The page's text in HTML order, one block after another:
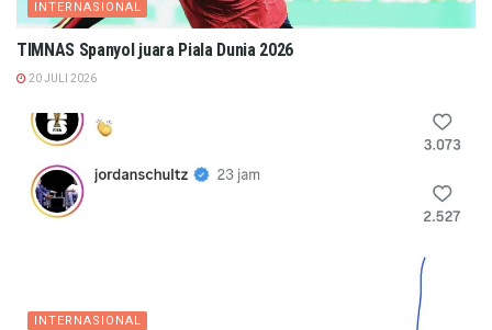
INTERNASIONAL
TIMNAS Spanyol juara Piala Dunia 2026
20 JULI 2026
INTERNASIONAL